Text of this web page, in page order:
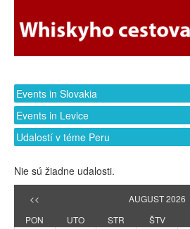
Events in Slovakia
Events in Levice
Udalostí v téme Peru
Nie sú žiadne udalosti.
<< AUGUST 2026
PON
UTO STR ŠTV